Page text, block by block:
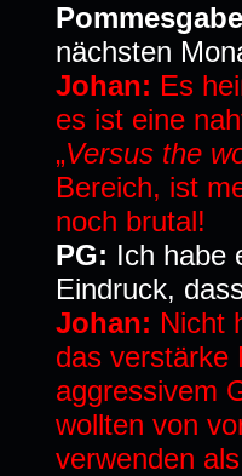
nächsten
Johan: Es
es ist eine
„Versus the
Bereich, ist
noch brutal!
PG: Ich habe
Eindruck,
Johan: Nicht
das verstärke
aggressivem
wollten von
verwenden